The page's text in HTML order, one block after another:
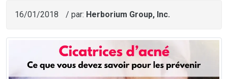
16/01/2018 / par: Herborium Group, Inc.